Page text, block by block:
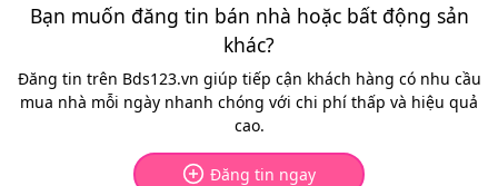
Bạn muốn đăng tin bán nhà hoặc bất động sản
khác?
Đăng tin trên Bds123.vn giúp tiếp cận khách hàng có nhu cầu
mua nhà mỗi ngày nhanh chóng với chi phí thấp và hiệu quả
cao.
Đăng tin ngay